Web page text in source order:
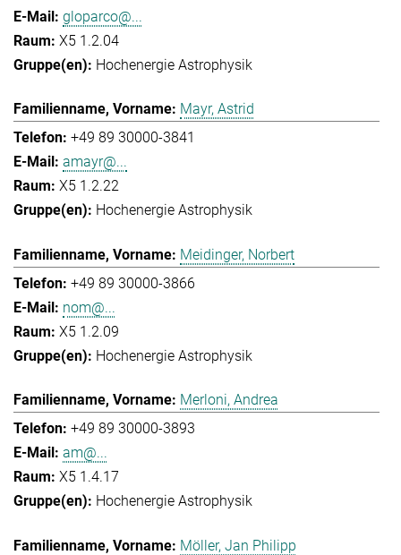
gloparco@...
X5 1.2.04
Hochenergie Astrophysik
Mayr, Astrid
+49 89 30000-3841
amayr@...
X5 1.2.22
Hochenergie Astrophysik
Meidinger, Norbert
+49 89 30000-3866
nom@...
X5 1.2.09
Hochenergie Astrophysik
Merloni, Andrea
+49 89 30000-3893
am@...
X5 1.4.17
Hochenergie Astrophysik
Möller, Jan Philipp